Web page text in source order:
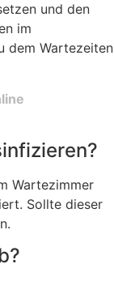
und den
im
dem Wartezeiten
Wartezimmer
Sollte dieser